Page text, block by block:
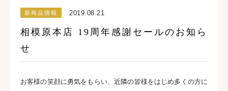
新商品情報 2019.08.21
相模原本店 19周年感謝セールのお知ら
せ
お客様の笑顔に勇気をもらい、近隣の皆様をはじめ多くの方に